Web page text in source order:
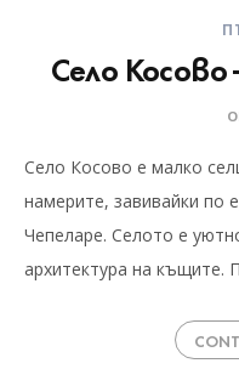
Село Косово
Село Косово е малко
намерите, завивайки по
Чепеларе. Селото е
архитектура на къщите.